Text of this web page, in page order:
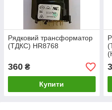
Рядковий трансформатор
(ТДКС) HR8768
360 ₴
Купити